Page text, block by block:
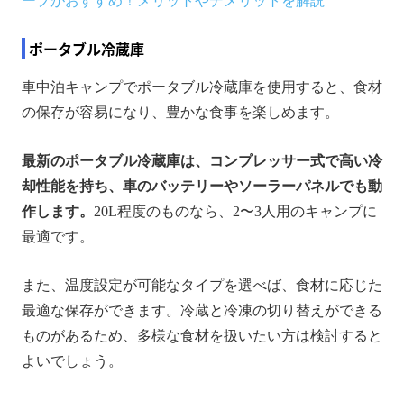
ポータブル冷蔵庫
車中泊キャンプでポータブル冷蔵庫を使用すると、食材
の保存が容易になり、豊かな食事を楽しめます。
最新のポータブル冷蔵庫は、コンプレッサー式で高い冷
却性能を持ち、車のバッテリーやソーラーパネルでも動
作します。 20L程度のものなら、2〜3人用のキャンプに
最適です。
また、温度設定が可能なタイプを選べば、食材に応じた
最適な保存ができます。冷蔵と冷凍の切り替えができる
ものがあるため、多様な食材を扱いたい方は検討すると
よいでしょう。